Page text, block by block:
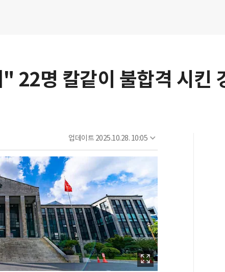
22명 칼같이 불합격 시킨
업데이트 2025.10.28. 10:05